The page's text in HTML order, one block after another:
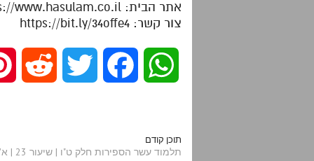
אתר הבית: https://www.hasulam.co.il
צור קשר: https://bit.ly/34offe4
תוכן קודם
תלמוד עשר הספירות חלק ט"ו | שיעור 23 | א'תשלא-תשלב